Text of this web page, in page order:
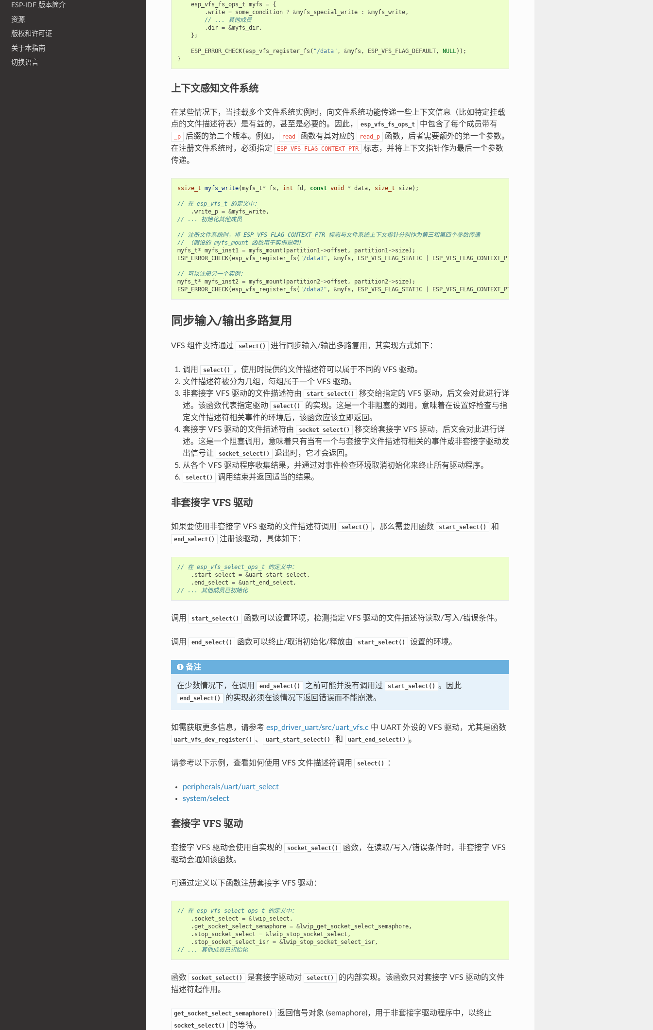
ESP-IDF 版本简介
资源
版权和许可证
关于本指南
切换语言
esp_vfs_fs_ops_t myfs = {
.write = some_condition ? &myfs_special_write : &myfs_write,
// ... 其他成员
.dir = &myfs_dir,
};
ESP_ERROR_CHECK(esp_vfs_register_fs ( "/data" , &myfs , ESP_VFS_FLAG_DEFAULT, NULL));
}
上下文感知文件系统
在某些情况下，当挂载多个文件系统实例时，向文件系统功能传递一些上下文信息（比如特定挂载
点的文件描述符表）是有益的，甚至是必要的。因此，
esp_vfs_fs_ops_t 中包含了每个成员带有
_p 后缀的第二个版本。例如， read 函数有其对应的 read_p
函数，后者需要额外的第一个参数。
在注册文件系统时，必须指定
ESP_VFS_FLAG_CONTEXT_PTR
标志，并将上下文指针作为最后一个参数
传递。
ssize_t myfs_write(myfs_t* fs , int fd , const void * data, size_t size);
// 在 esp_vfs_t 的定义中：
.write_p = &myfs_write,
// ... 初始化其他成员
// 注册文件系统时，将 ESP_VFS_FLAG_CONTEXT_PTR 标志与文件系统上下文指针分别作为第三和第四个参数传递
// （假设的 myfs_mount 函数用于实例说明）
myfs_t* myfs_inst1 = myfs_mount ( partition1->offset , partition1->size);
ESP_ERROR_CHECK(esp_vfs_register_fs ( "/data1" , &myfs , ESP_VFS_FLAG_STATIC ESP_VFS_FLAG_CONTEXT_PTR
// 可以注册另一个实例：
myfs_t* myfs_inst2 = myfs_mount ( partition2->offset , partition2->size);
ESP_ERROR_CHECK(esp_vfs_register_fs ( "/data2" , &myfs , ESP_VFS_FLAG_STATIC ESP_VFS_FLAG_CONTEXT_PTR
同步输入/输出多路复用
VFS 组件支持通过 select() 进行同步输入/输出多路复用，其实现方式如下：
调用 select()
，使用时提供的文件描述符可以属于不同的 VFS 驱动。
文件描述符被分为几组，每组属于一个 VFS 驱动。
非套接字 VFS 驱动的文件描述符由
start_select()
移交给指定的 VFS 驱动，后文会对此进行详
述。该函数代表指定驱动
select()
的实现。这是一个非阻塞的调用，意味着在设置好检查与指
定文件描述符相关事件的环境后，该函数应该立即返回。
套接字 VFS 驱动的文件描述符由
socket_select()
移交给套接字 VFS 驱动，后文会对此进行详
述。这是一个阻塞调用，意味着只有当有一个与套接字文件描述符相关的事件或非套接字驱动发
出信号让
socket_select()
退出时，它才会返回。
从各个 VFS 驱动程序收集结果，并通过对事件检查环境取消初始化来终止所有驱动程序。
select() 调用结束并返回适当的结果。
非套接字 VFS 驱动
如果要使用非套接字 VFS 驱动的文件描述符调用 select() ，那么需要用函数 start_select() 和
end_select() 注册该驱动，具体如下：
// 在 esp_vfs_select_ops_t 的定义中：
. start_select = &uart_start_select ,
.end_select = &uart_end_select ,
// ... 其他成员已初始化
调用 start_select() 函数可以设置环境，检测指定 VFS 驱动的文件描述符读取/写入/错误条件。
调用 end_select() 函数可以终止/取消初始化/释放由 start_select() 设置的环境。
备注
在少数情况下，在调用 end_select() 之前可能并没有调用过 start_select() 。因此
end_select() 的实现必须在该情况下返回错误而不能崩溃。
如需获取更多信息，请参考 esp_driver_uart/src/uart_vfs.c 中 UART 外设的 VFS 驱动，尤其是函数
uart_vfs_dev_register() 、 uart_start_select() 和 uart_end_select() 。
请参考以下示例，查看如何使用 VFS 文件描述符调用 select() ：
peripherals/uart/uart_select
system/select
套接字 VFS 驱动
套接字 VFS 驱动会使用自实现的 socket_select()
函数，在读取/写入/错误条件时，非套接字 VFS
驱动会通知该函数。
可通过定义以下函数注册套接字 VFS 驱动：
// 在 esp_vfs_select_ops_t 的定义中：
. socket_select = &lwip_select ,
.get_socket_select_semaphore = &lwip_get_socket_select_semaphore,
. stop_socket_select = &lwip_stop_socket_select ,
. stop_socket_select_isr = &lwip_stop_socket_select_isr,
// ... 其他成员已初始化
函数 socket_select() 是套接字驱动对 select()
的内部实现。该函数只对套接字 VFS 驱动的文件
描述符起作用。
get_socket_select_semaphore() 返回信号对象 (semaphore)，用于非套接字驱动程序中，以终止
socket_select() 的等待。